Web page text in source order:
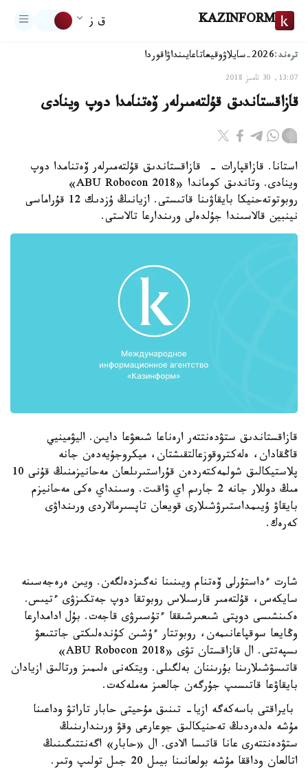
KAZINFORM ق ز
ترەند:2026-سايلاۋ وقيعاتاعايىنداۋاقوردا
13:07, 30 تامىز 2018
قازاقستاندىق قۇلتەمىرلەر ۆەتنامدا دوپ وينادى
استانا. قازاقپارات - قازاقستاندىق قۇلتەمىرلەر ۆەتنامدا دوپ
وينادى. وتاندىق كوماندا «ABU Robocon 2018»
روبوتوتەحنيكا بايقاۋىنا قاتىستى. ازيانىڭ ۇزدىك 12 قۇراماسى
نينبين قالاسىندا جۇلدەلى ورىندارعا تالاستى.
قازاقستاندىق ستۋدەنتتەر ارەناعا شىعۋعا دايىن. اليۋمينيي
قاڭقادان، ەلەكتروقوزعالتقىشتان، ميكروجۇيەدەن جانە
پلاستيكالىق شولمەكتەردەن قۇراستىرىلعان مەحانيزمنىڭ قۇنى 10
مىڭ دوللار جانە 2 جارىم اي ۋاقىت. وسىنداي ەكى مەحانيزم
بايقاۋ ۇيىمداستىرۋشىلارى قويعان تاپسىرمالاردى ورىنداۋى
كەرەك.
شارت ءداستۇرلى ۆەتنام ويىنىنا نەگىزدەلگەن. ويىن ەرەجەسىنە
سايكەس، قۇلتەمىر قارسىلاس روبوتقا دوپ جەتكىزۋى ءتيىس.
ەكىنشىسى دوپتى شىعىرشىققا ءتۇسىرۋى قاجەت. بۇل ادامدارعا
وڭايعا سوقپاعانىمەن، روبوتتار ءۇشىن كۇندەلىكتى جاتتىعۋ
ىسپەتتى. ال قازاقستان تۋى «ABU Robocon 2018»
قاتىسۋشىلارىنا بۇرىننان بەلگىلى. ويتكەنى ەلىمىز ورتالىق ازيادان
بايقاۋعا قاتىسىپ جۇرگەن جالعىز مەملەكەت.
بايراقتى باسەكەگە ازيا- تىنىق مۇحيتى حابار تاراتۋ وداعىنا
مۇشە ەلدەردىڭ تەحنيكالىق جوعارعى وقۋ ورىندارىنىڭ
ستۋدەنتتەرى عانا قاتىسا الادى. ال «حابار» اگەنتتىگىنىڭ
اتالعان وداققا مۇشە بولعانىنا بيىل 20 جىل تولىپ وتىر.